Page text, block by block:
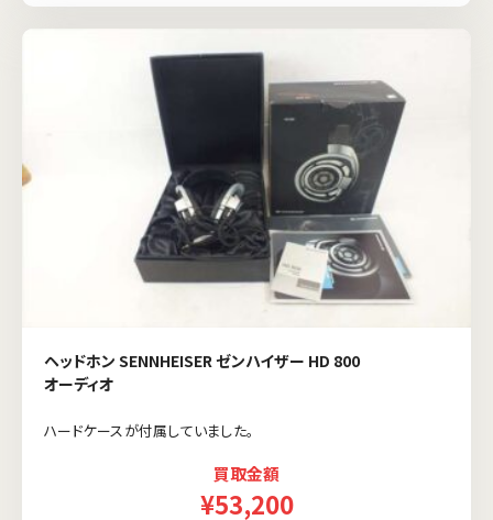
ヘッドホン SENNHEISER ゼンハイザー HD 800
オーディオ
ハードケースが付属していました。
買取金額
¥53,200